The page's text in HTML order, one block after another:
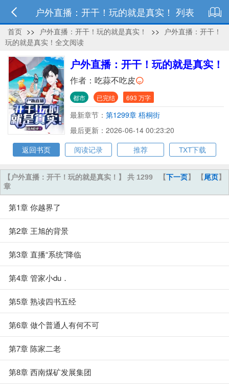
户外直播：开干！玩的就是真实！ 列表
首页 >> 户外直播：开干！玩的就是真实！ >> 户外直播：开干！
玩的就是真实！全文阅读
户外直播：开干！玩的就是真实！
作者： 吃蒜不吃皮
都市 已完结 693 万字
最新章节： 第1299章 梧桐街
最后更新：2026-06-14 00:23:20
返回书页
阅读记录 推荐 TXT下载
【下一页】 【尾页】
【户外直播：开干！玩的就是真实！】 共 1299
章
第1章 你越界了
第2章 王旭的背景
第3章 直播“系统”降临
第4章 管家小du．
第5章 熟读四书五经
第6章 做个普通人有何不可
第7章 陈家二老
第8章 西南煤矿发展集团